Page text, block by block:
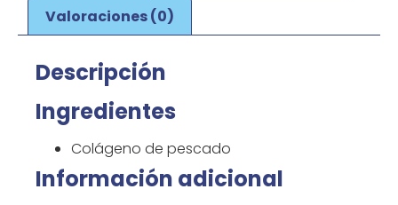
Valoraciones (0)
Descripción
Ingredientes
Colágeno de pescado
Información adicional